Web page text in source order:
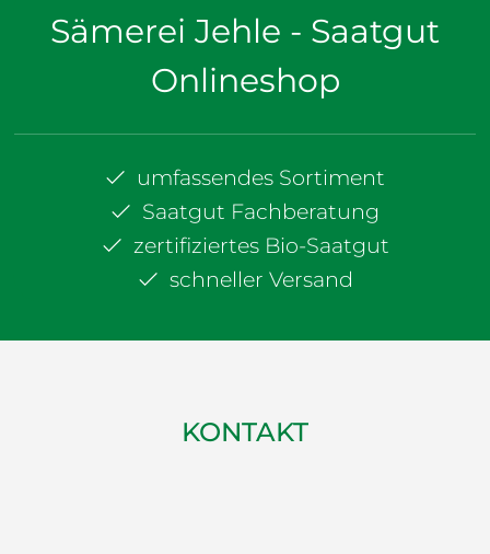
Sämerei Jehle - Saatgut
Onlineshop
umfassendes Sortiment
Saatgut Fachberatung
zertifiziertes Bio-Saatgut
schneller Versand
KONTAKT